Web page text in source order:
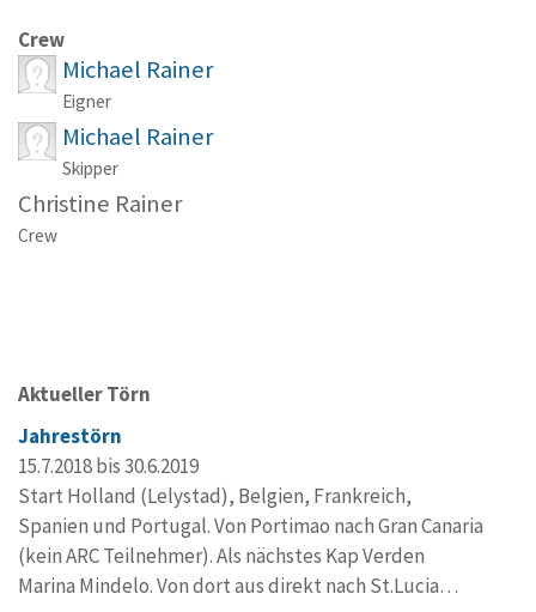
Crew
Michael Rainer
Eigner
Michael Rainer
Skipper
Christine Rainer
Crew
Aktueller Törn
Jahrestörn
15.7.2018 bis 30.6.2019
Start Holland (Lelystad), Belgien, Frankreich,
Spanien und Portugal. Von Portimao nach Gran Canaria
(kein ARC Teilnehmer). Als nächstes Kap Verden
Marina Mindelo. Von dort aus direkt nach St.Lucia…